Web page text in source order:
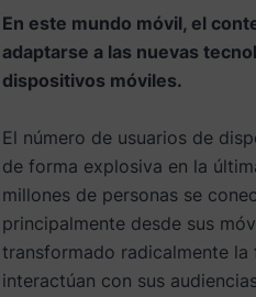
En este mundo móvil, el
adaptarse a las nuevas
dispositivos móviles.
El número de usuarios de
de forma explosiva en la
millones de personas se
principalmente desde sus
transformado radicalmente la
interactúan con sus